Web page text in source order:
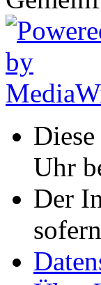
Uhr
Der